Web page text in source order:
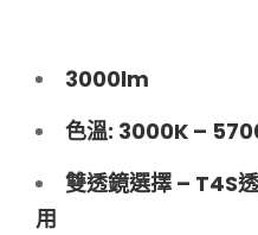
3000lm
色溫: 3000K –
雙透鏡選擇 – T4S
用